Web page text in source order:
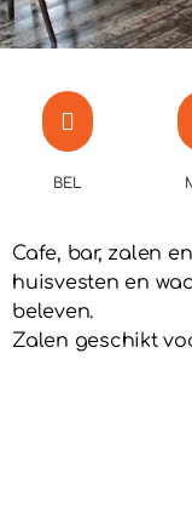
BEL
Cafe, bar, zalen
huisvesten en
beleven.
Zalen geschikt